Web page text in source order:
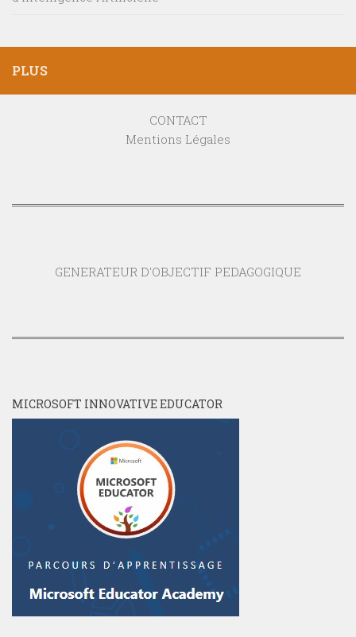
PLUS
CONTACT
Mentions Légales
GENERATEUR D'OBJECTIF PEDAGOGIQUE
MICROSOFT INNOVATIVE EDUCATOR